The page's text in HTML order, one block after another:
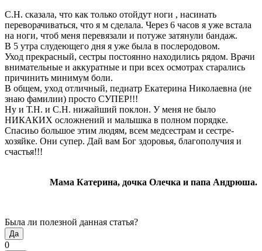
С.Н. сказала, что как только отойдут ноги , насинать
переворачиваться, что я м сделала. Через 6 часов я уже встала
на ноги, чтоб меня перевязали и потуже затянули бандаж.
В 5 утра слудеющего дня я уже была в послеродовом.
Уход прекрасный, сестры постоянно находились рядом. Врачи
внимательные и аккуратные и при всех осмотрах старались
причинить минимум боли.
В общем, уход отличный, педиатр Екатерина Николаевна (не
знаю фамилии) просто СУПЕР!!!
Ну и Т.Н. и С.Н. нижайший поклон. У меня не было
НИКАКИХ осложнений и малышка в полном порядке.
Спасиьо большое этим людям, всем медсестрам и сестре-
хозяйке. Они супер. Дай вам Бог здоровья, благополучия и
счастья!!!
Мама Катерина, дочка Олечка и папа Андрюша.
Была ли полезной данная статья?
Да
0